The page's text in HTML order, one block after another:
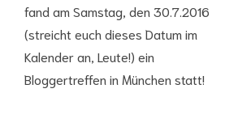
fand am Samstag, den 30.7.2016
(streicht euch dieses Datum im
Kalender an, Leute!) ein
Bloggertreffen in München statt!